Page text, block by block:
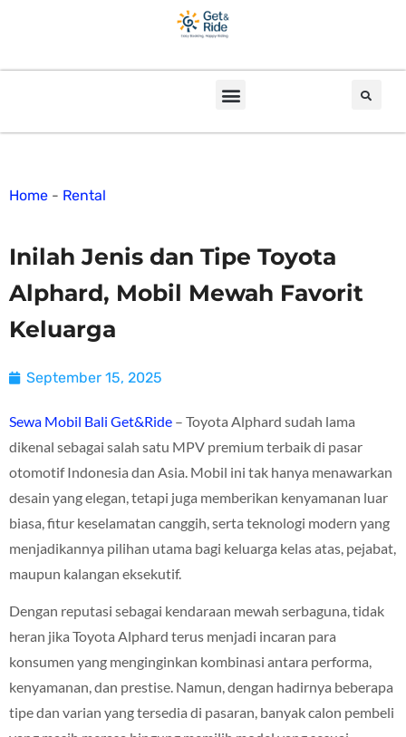
Home - Rental
Inilah Jenis dan Tipe Toyota
Alphard, Mobil Mewah Favorit
Keluarga
September 15, 2025
Sewa Mobil Bali Get&Ride – Toyota Alphard sudah lama
dikenal sebagai salah satu MPV premium terbaik di pasar
otomotif Indonesia dan Asia. Mobil ini tak hanya menawarkan
desain yang elegan, tetapi juga memberikan kenyamanan luar
biasa, fitur keselamatan canggih, serta teknologi modern yang
menjadikannya pilihan utama bagi keluarga kelas atas, pejabat,
maupun kalangan eksekutif.
Dengan reputasi sebagai kendaraan mewah serbaguna, tidak
heran jika Toyota Alphard terus menjadi incaran para
konsumen yang menginginkan kombinasi antara performa,
kenyamanan, dan prestise. Namun, dengan hadirnya beberapa
tipe dan varian yang tersedia di pasaran, banyak calon pembeli